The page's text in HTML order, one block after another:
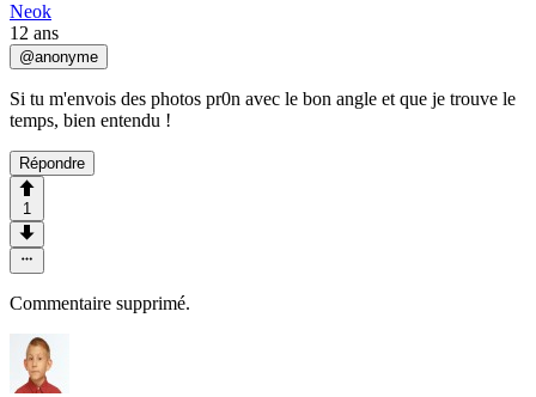
Neok
12 ans
@anonyme
Si tu m'envois des photos pr0n avec le bon angle et que je trouve le
temps, bien entendu !
Répondre
1
Commentaire supprimé.